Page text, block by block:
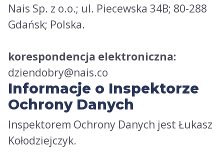
Nais Sp. z o.o.; ul. Piecewska 34B; 80-288
Gdańsk; Polska.
korespondencja elektroniczna:
dziendobry@nais.co
Informacje o Inspektorze
Ochrony Danych
Inspektorem Ochrony Danych jest Łukasz
Kołodziejczyk.